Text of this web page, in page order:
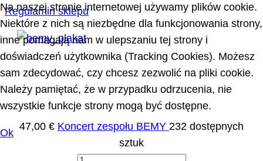
Regulamin sklepu
47,00 € Koncert zespołu BEMY 232 dostępnych
sztuk
Na naszej stronie internetowej używamy plików cookie.
Niektóre z nich są niezbędne dla funkcjonowania strony,
inne pomagają nam w ulepszaniu tej strony i
doświadczeń użytkownika (Tracking Cookies). Możesz
sam zdecydować, czy chcesz zezwolić na pliki cookie.
Należy pamiętać, że w przypadku odrzucenia, nie
wszystkie funkcje strony mogą być dostępne.
Ok